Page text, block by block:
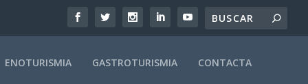
ENOTURISMIA GASTROTURISMIA CONTACTA